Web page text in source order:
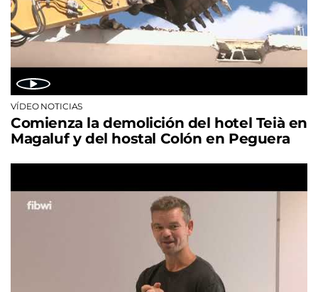
VÍDEO NOTICIAS
Comienza la demolición del hotel Teià en
Magaluf y del hostal Colón en Peguera